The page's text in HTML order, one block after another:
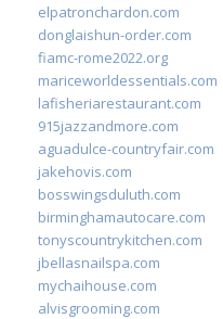
elpatronchardon.com
donglaishun-order.com
fiamc-rome2022.org
mariceworldessentials.com
lafisheriarestaurant.com
915jazzandmore.com
aguadulce-countryfair.com
jakehovis.com
bosswingsduluth.com
birminghamautocare.com
tonyscountrykitchen.com
jbellasnailspa.com
mychaihouse.com
alvisgrooming.com